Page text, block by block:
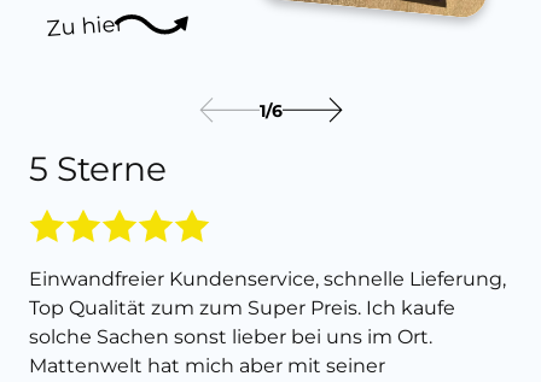
Zu hier
5 Sterne
Einwandfreier Kundenservice, schnelle Lieferung,
Top Qualität zum zum Super Preis. Ich kaufe
solche Sachen sonst lieber bei uns im Ort.
Mattenwelt hat mich aber mit seiner
1/6